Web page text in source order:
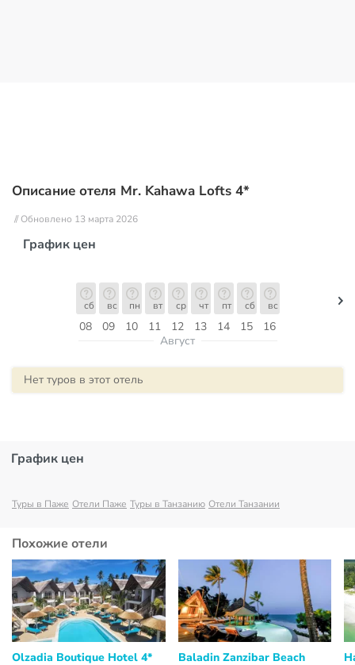
Описание отеля Mr. Kahawa Lofts 4*
// Обновлено 13 марта 2026
График цен
08
сб
09
вс
10
пн
11
вт
12
ср
13
чт
14
пт
15
сб
16
вс
Август
Нет туров в этот отель
График цен
Туры в Паже Отели Паже Туры в Танзанию Отели Танзании
Похожие отели
Olzadia Boutique Hotel 4*
Baladin Zanzibar Beach